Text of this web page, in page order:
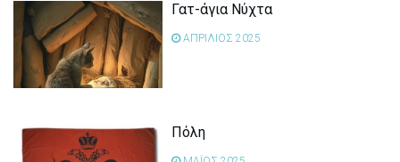
Γατ-άγια Νύχτα
ΑΠΡΙΛΙΟΣ 2025
Πόλη